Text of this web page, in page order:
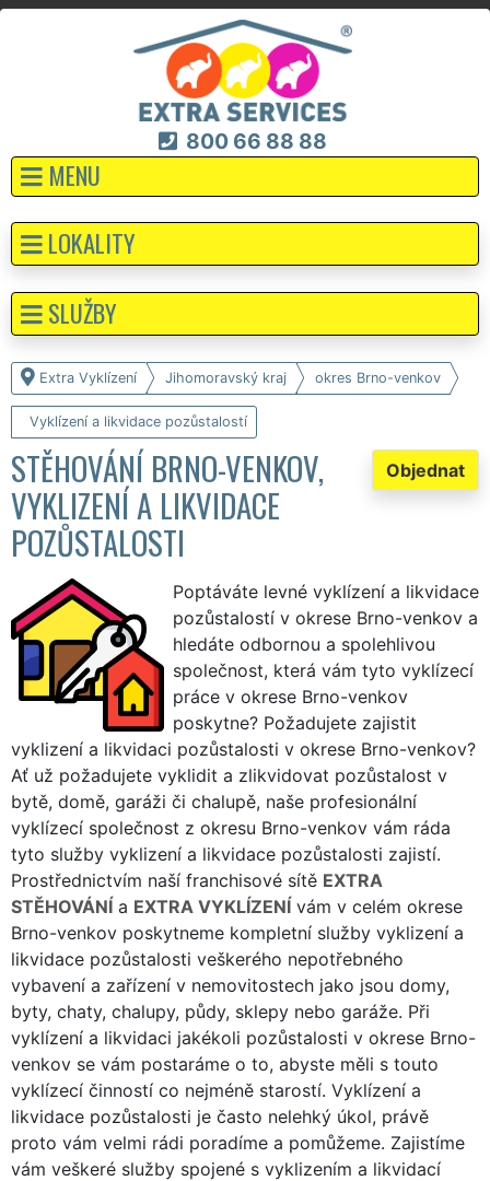
800 66 88 88
MENU
Extra Vyklízení Jihomoravský kraj okres Brno-venkov
Vyklízení a likvidace pozůstalostí
Objednat
STĚHOVÁNÍ BRNO-VENKOV,
VYKLIZENÍ A LIKVIDACE
POZŮSTALOSTI
Poptáváte levné vyklízení a likvidace
pozůstalostí v okrese Brno-venkov a
hledáte odbornou a spolehlivou
společnost, která vám tyto vyklízecí
práce v okrese Brno-venkov
poskytne? Požadujete zajistit
vyklizení a likvidaci pozůstalosti v okrese Brno-venkov?
Ať už požadujete vyklidit a zlikvidovat pozůstalost v
bytě, domě, garáži či chalupě, naše profesionální
vyklízecí společnost z okresu Brno-venkov vám ráda
tyto služby vyklizení a likvidace pozůstalosti zajistí.
Prostřednictvím naší franchisové sítě EXTRA
STĚHOVÁNÍ a EXTRA VYKLÍZENÍ vám v celém okrese
Brno-venkov poskytneme kompletní služby vyklizení a
likvidace pozůstalosti veškerého nepotřebného
vybavení a zařízení v nemovitostech jako jsou domy,
byty, chaty, chalupy, půdy, sklepy nebo garáže. Při
vyklízení a likvidaci jakékoli pozůstalosti v okrese Brno-
venkov se vám postaráme o to, abyste měli s touto
vyklízecí činností co nejméně starostí. Vyklízení a
likvidace pozůstalosti je často nelehký úkol, právě
proto vám velmi rádi poradíme a pomůžeme. Zajistíme
vám veškeré služby spojené s vyklizením a likvidací
LOKALITY
SLUŽBY